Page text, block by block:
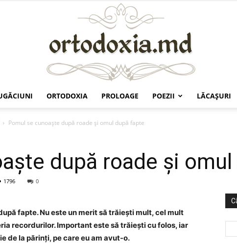
ORTODOXIA PROLOAGE POEZII LĂCAŞURI
Pomul se cunoaște după roade și omul după fapte
după roade și
1796 0
fapte. Nu este un merit să trăiești mult, cel mult
recordurilor. Important este să trăiești cu folos, iar
de la părinți, pe care eu am avut-o.